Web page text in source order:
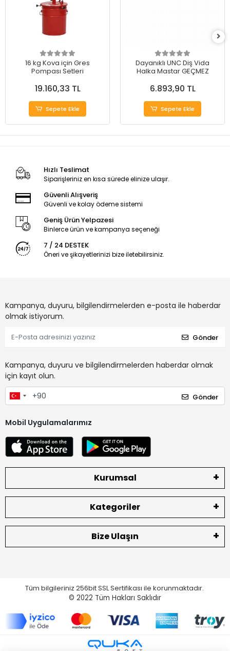
16 kg Kova için Gres
Pompası Setleri
19.160,33 TL
Sepete Ekle
Dayanıklı UNC Diş Vida
Halka Mastar GEÇMEZ
6.893,90 TL
Sepete Ekle
Hızlı Teslimat
Siparişleriniz en kısa sürede elinize ulaşır.
Güvenli Alışveriş
Güvenli ve kolay ödeme sistemi
Geniş Ürün Yelpazesi
Binlerce ürün ve kampanya seçeneği
7 / 24 DESTEK
Öneri ve şikayetlerinizi bize iletebilirsiniz.
Kampanya, duyuru, bilgilendirmelerden e-posta ile haberdar
olmak istiyorum.
Gönder
Kampanya, duyuru ve bilgilendirmelerden haberdar olmak
için kayıt olun.
Gönder
Mobil Uygulamalarımız
Kurumsal
Kategoriler
Bize Ulaşın
Tüm bilgileriniz 256bit SSL Sertifikası ile korunmaktadır.
© 2022 Tüm Hakları Saklıdır